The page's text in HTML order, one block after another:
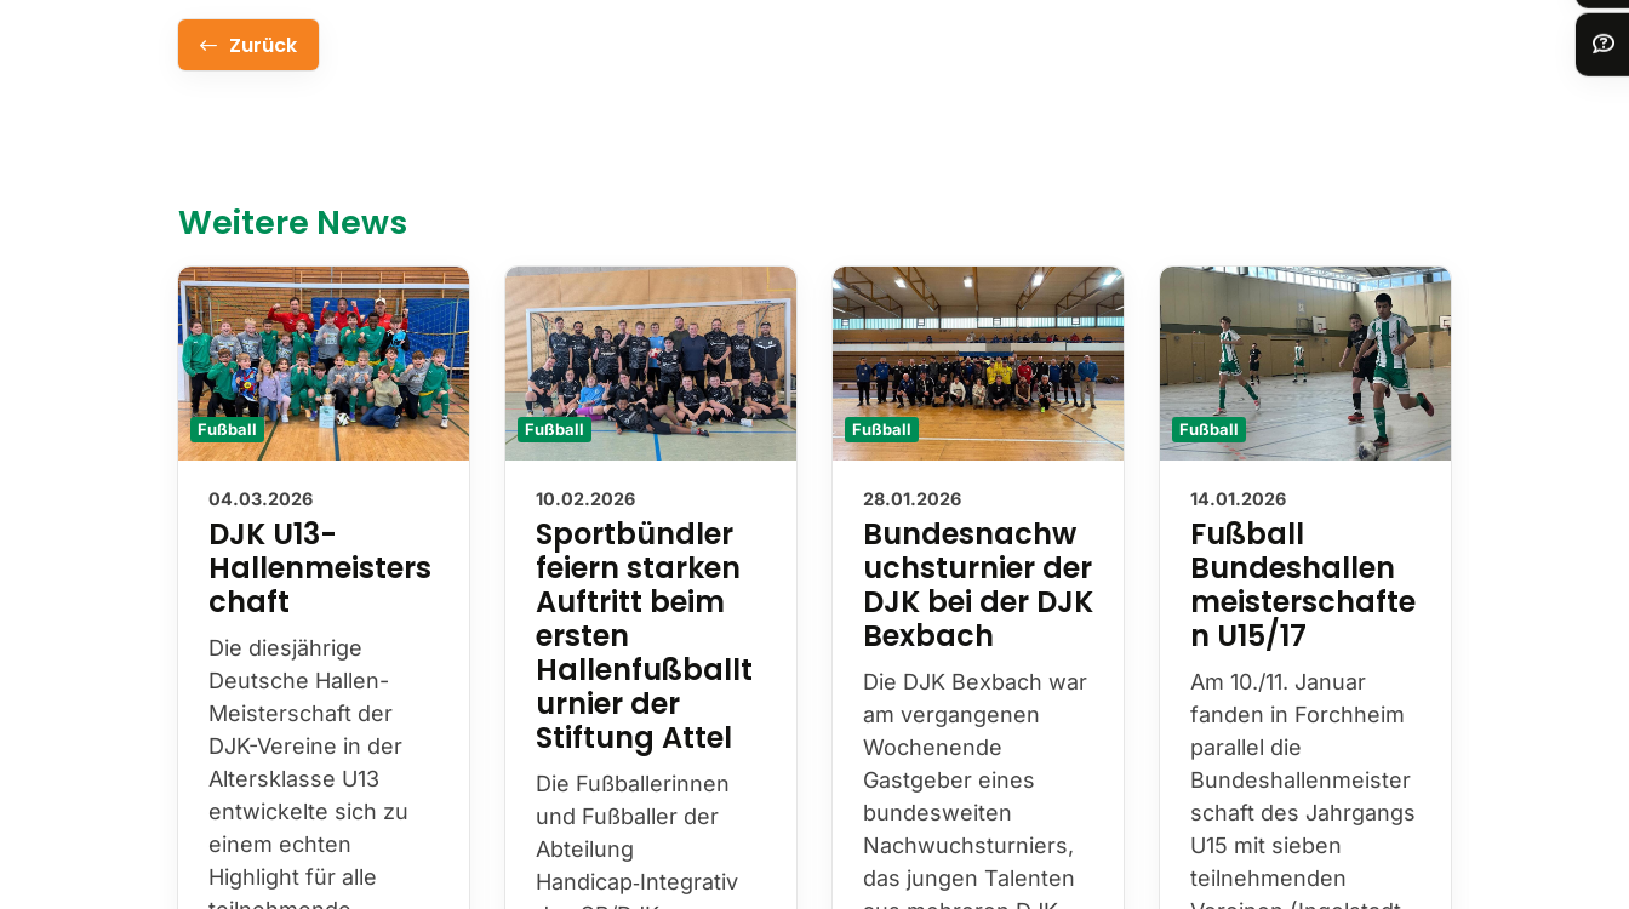
Zurück
Weitere News
Fußball
04.03.2026
DJK U13-
Hallenmeisters
chaft
Die diesjährige
Deutsche Hallen-
Meisterschaft der
DJK-Vereine in der
Altersklasse U13
entwickelte sich zu
einem echten
Highlight für alle
Fußball
10.02.2026
Sportbündler
feiern starken
Auftritt beim
ersten
Hallenfußballt
urnier der
Stiftung Attel
Die Fußballerinnen
und Fußballer der
Abteilung
Handicap‑Integrativ
Fußball
28.01.2026
Bundesnachw
uchsturnier der
DJK bei der DJK
Bexbach
Die DJK Bexbach war
am vergangenen
Wochenende
Gastgeber eines
bundesweiten
Nachwuchsturniers,
das jungen Talenten
Fußball
14.01.2026
Fußball
Bundeshallen
meisterschafte
n U15/17
Am 10./11. Januar
fanden in Forchheim
parallel die
Bundeshallenmeister
schaft des Jahrgangs
U15 mit sieben
teilnehmenden